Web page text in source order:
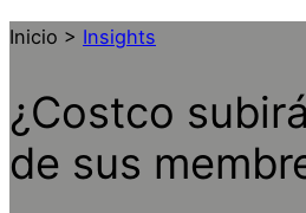
Inicio > Insights
¿Costco
de sus